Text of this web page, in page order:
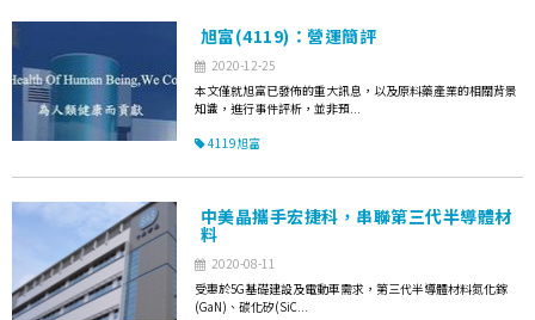
旭富(4119)：營運簡評
2020-12-25
本文僅就旭富已發佈的重大訊息，以及原料藥產業的相關背景
知識，進行事件評析，並非預...
4119旭富
中美晶攜手宏捷科，串聯第三代半導體材
料
2020-08-11
受惠於5G基礎建設及電動車需求，第三代半導體材料氮化鎵
(GaN)、碳化矽(SiC...